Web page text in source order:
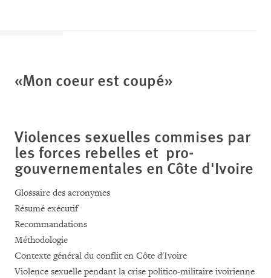
«Mon coeur est coupé»
Violences sexuelles commises par
les forces rebelles et pro-
gouvernementales en Côte d'Ivoire
Glossaire des acronymes
Résumé exécutif
Recommandations
Méthodologie
Contexte général du conflit en Côte d'Ivoire
Violence sexuelle pendant la crise politico-militaire ivoirienne